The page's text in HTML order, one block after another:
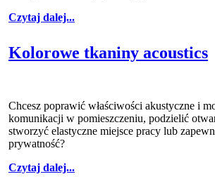
Czytaj dalej...
Kolorowe tkaniny acoustics
Chcesz poprawić właściwości akustyczne i
komunikacji w pomieszczeniu, podzielić
stworzyć elastyczne miejsce pracy lub
prywatność?
Czytaj dalej...